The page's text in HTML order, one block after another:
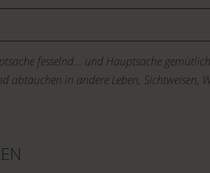
fesselnd… und Hauptsache
abtauchen in andere Leben, Sichtweisen,